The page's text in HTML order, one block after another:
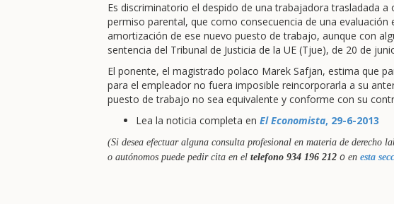
Es discriminatorio el despido de una trabajadora trasladada
permiso parental, que como consecuencia de una evaluación
amortización de ese nuevo puesto de trabajo, aunque con
sentencia del Tribunal de Justicia de la UE (Tjue), de 20 de
El ponente, el magistrado polaco Marek Safjan, estima que
para el empleador no fuera imposible reincorporarla a su
puesto de trabajo no sea equivalente y conforme con su
Lea la noticia completa en El Economista, 29-6-2013
(Si desea efectuar alguna consulta profesional en materia de derecho
o autónomos puede pedir cita en el telefono 934 196 212 o en esta